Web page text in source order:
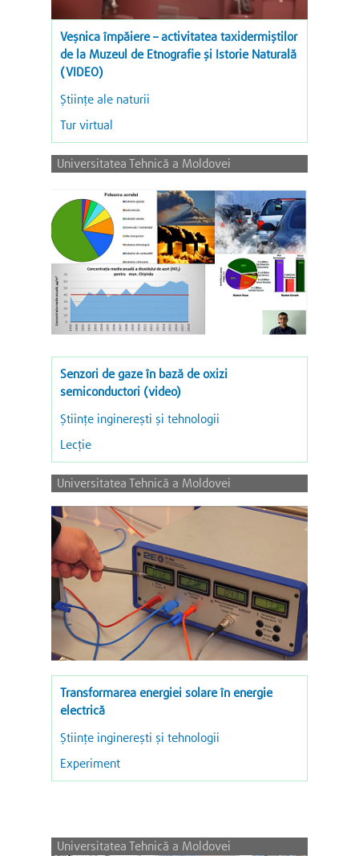
Veşnica împăiere – activitatea taxidermiștilor
de la Muzeul de Etnografie şi Istorie Naturală
(VIDEO)
Științe ale naturii
Tur virtual
Universitatea Tehnică a Moldovei
Senzori de gaze în bază de oxizi
semiconductori (video)
Ştiinţe inginereşti şi tehnologii
Lecție
Universitatea Tehnică a Moldovei
Transformarea energiei solare în energie
electrică
Ştiinţe inginereşti şi tehnologii
Experiment
Universitatea Tehnică a Moldovei